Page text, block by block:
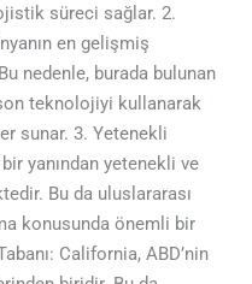
süreci sağlar. 2.
en gelişmiş
nedenle, burada bulunan
teknolojiyi kullanarak
sunar. 3. Yetenekli
yanından yetenekli ve
Bu da uluslararası
konusunda önemli bir
California, ABD’nin